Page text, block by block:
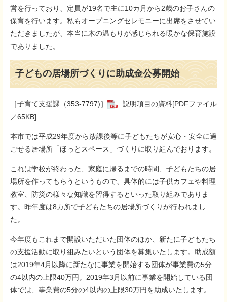
営を行っており、定員が19名で主に10カ月から2歳のお子さんの
保育を行います。私もオープニングセレモニーに出席をさせてい
ただきましたが、本当に木の温もりが感じられる暖かな保育施設
でありました。
子どもの居場所づくりに助成金公募開始
［子育て支援課（353-7797)］
説明項目の資料[PDFファイル
／65KB]
本市では平成29年度から放課後等に子どもたちが安心・安全に過
ごせる居場所「ほっとスペース」づくりに取り組んでおります。
これは学校が終わった、家庭に帰るまでの時間、子どもたちの居
場所を作ってもらうというもので、具体的には子供カフェや料理
教室、防災の様々な知識を習得するといった取り組みでありま
す。昨年度は8カ所で子どもたちの居場所づくりが行われまし
た。
今年度もこれまで開設いただいた団体のほか、新たに子どもたち
の支援活動に取り組みたいという団体を募集いたします。助成額
は2019年4月以降に新たなに事業を開始する団体が事業費の5分
の4以内の上限40万円。2019年3月以前に事業を開始している団
体では、事業費の5分の4以内の上限30万円を助成いたします。